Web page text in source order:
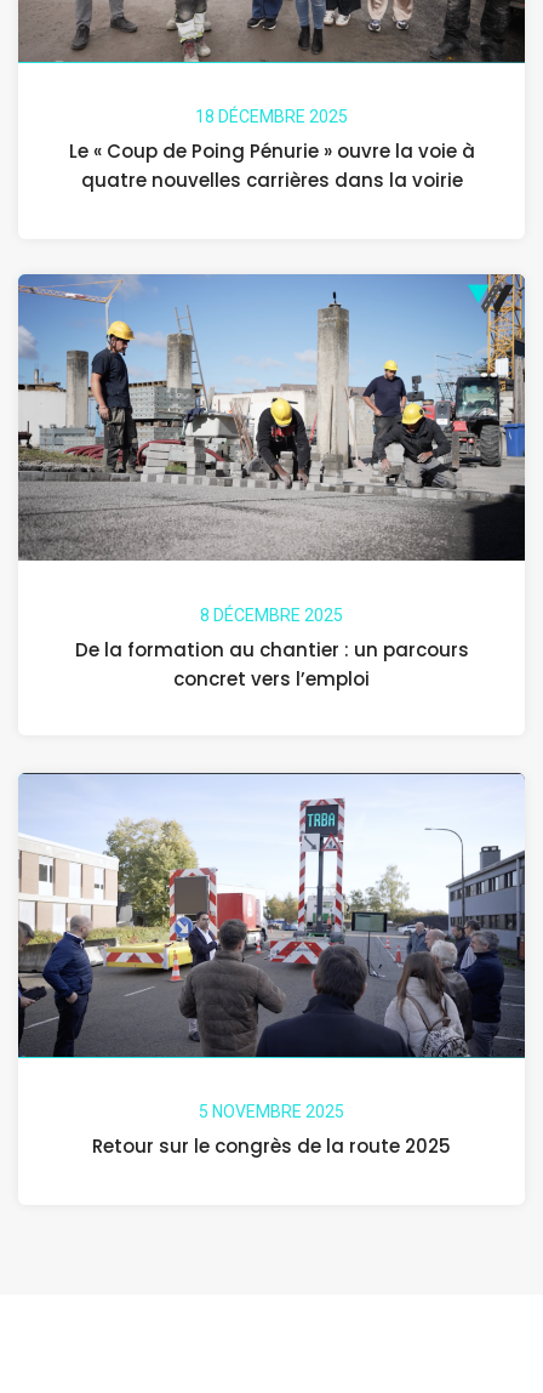
18 DÉCEMBRE 2025
Le « Coup de Poing Pénurie » ouvre la voie à
quatre nouvelles carrières dans la voirie
8 DÉCEMBRE 2025
De la formation au chantier : un parcours
concret vers l’emploi
5 NOVEMBRE 2025
Retour sur le congrès de la route 2025